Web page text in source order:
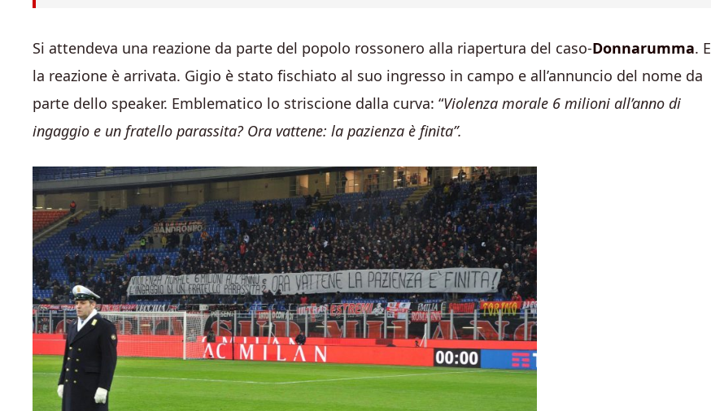
Si attendeva una reazione da parte del popolo rossonero alla riapertura del caso-Donnarumma. E
la reazione è arrivata. Gigio è stato fischiato al suo ingresso in campo e all’annuncio del nome da
parte dello speaker. Emblematico lo striscione dalla curva: “Violenza morale 6 milioni all’anno di
ingaggio e un fratello parassita? Ora vattene: la pazienza è finita”.